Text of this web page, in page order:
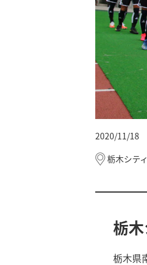
栃
栃木県
2020/11/18
栃木シテ